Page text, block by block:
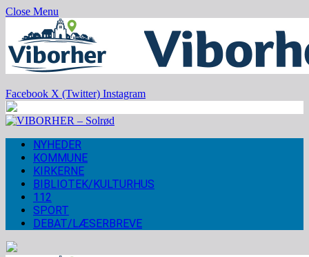
Close Menu
Facebook X (Twitter) Instagram
NYHEDER
KOMMUNE
KIRKERNE
BIBLIOTEK/KULTURHUS
112
SPORT
DEBAT/LÆSERBREVE